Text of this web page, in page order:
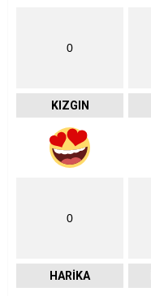
0
KIZGIN
0
HARIKA